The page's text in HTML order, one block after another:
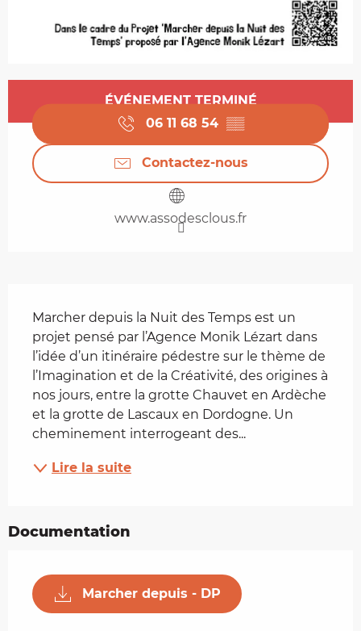
Ouverture et coordonnées
ÉVÉNEMENT TERMINÉ
06 11 68 54 ▒▒
Contactez-nous
www.assodesclous.fr
Marcher depuis la Nuit des Temps est un
projet pensé par l’Agence Monik Lézart dans
l’idée d’un itinéraire pédestre sur le thème de
l’Imagination et de la Créativité, des origines à
nos jours, entre la grotte Chauvet en Ardèche
et la grotte de Lascaux en Dordogne. Un
cheminement interrogeant des...
Lire la suite
Documentation
Marcher depuis - DP